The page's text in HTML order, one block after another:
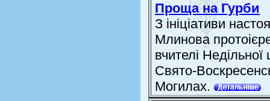
Проща на Гурби
З ініціативи
Млинова
вчителі
Свято-
Могилах.